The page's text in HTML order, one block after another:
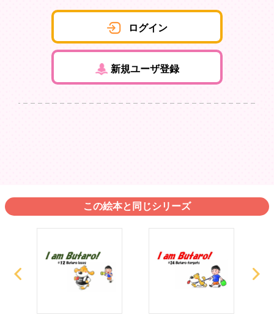
ログイン
新規ユーザ登録
この絵本と同じシリーズ